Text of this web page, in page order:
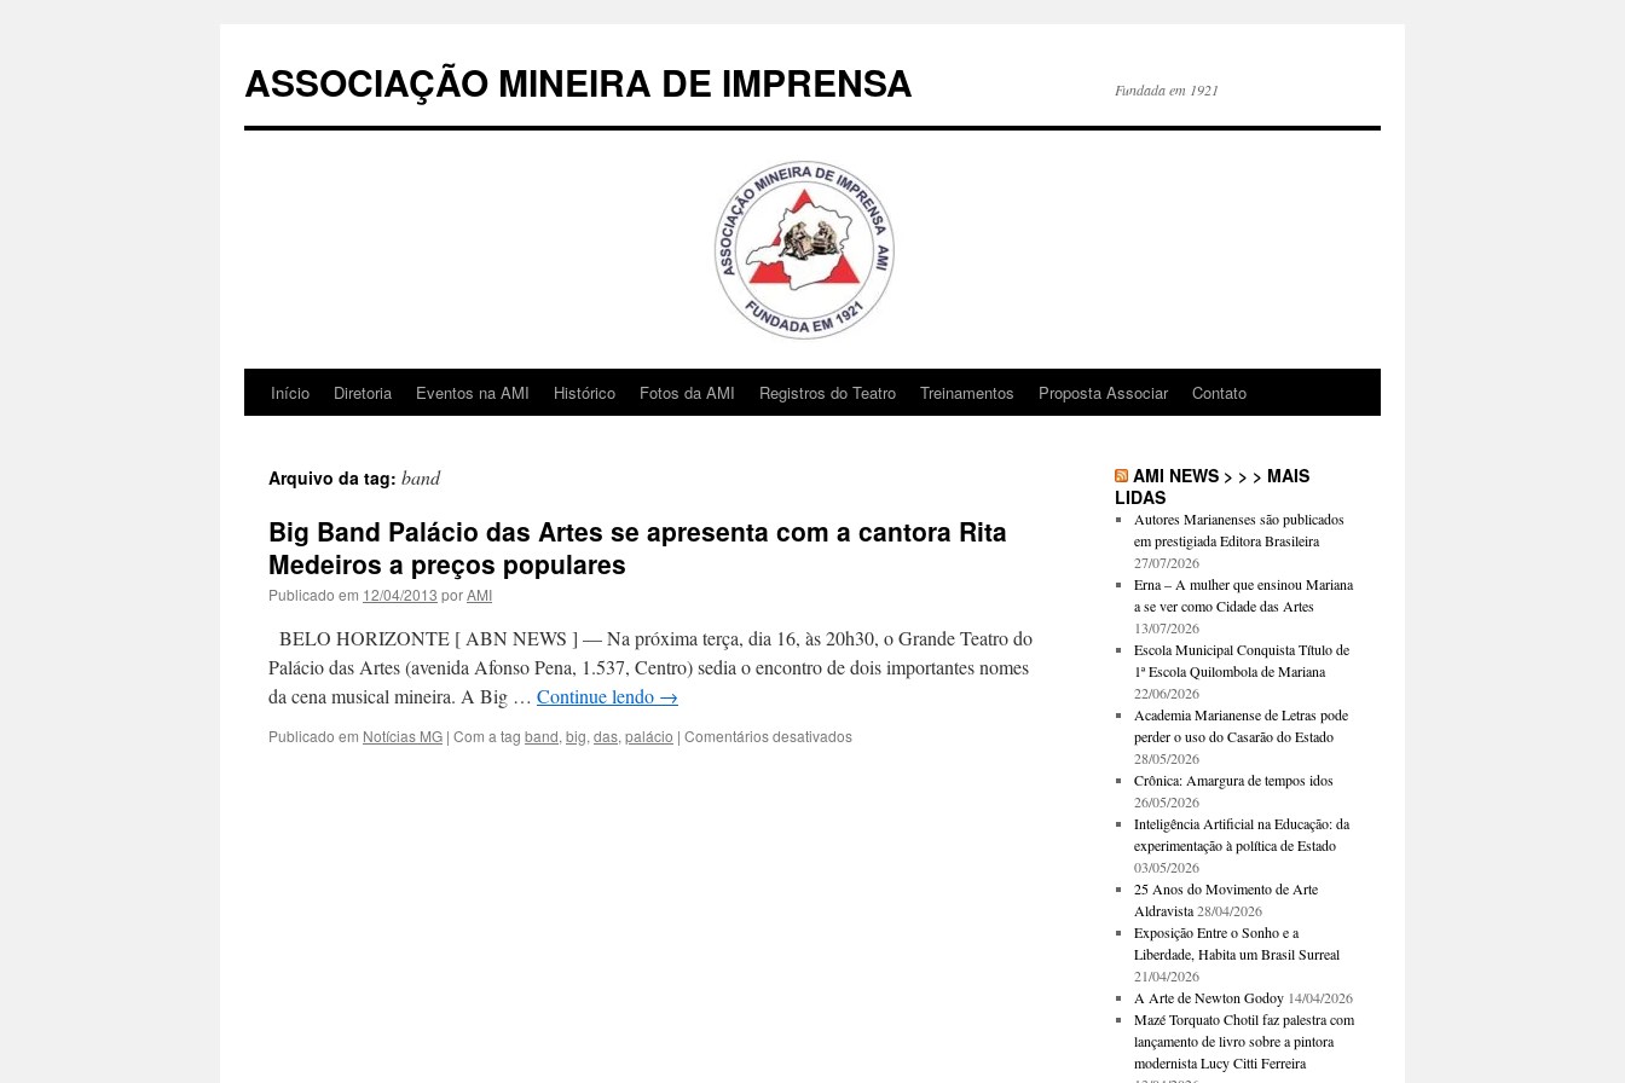
conteúdo
ASSOCIAÇÃO MINEIRA DE IMPRENSA Fundada em 1921
Início Diretoria Eventos na AMI Histórico Fotos da AMI Registros do Teatro Treinamentos Proposta Associar Contato
Arquivo da tag: band
Big Band Palácio das Artes se apresenta com a cantora Rita
Medeiros a preços populares
Publicado em 12/04/2013 porAMI
BELO HORIZONTE [ ABN NEWS ] — Na próxima terça, dia 16, às 20h30, o Grande Teatro do
Palácio das Artes (avenida Afonso Pena, 1.537, Centro) sedia o encontro de dois importantes nomes
da cena musical mineira. A Big … Continue lendo →
Publicado em Notícias MG | Com a tag band, big, das, palácio | Comentários desativadosem
AMI NEWS > > > MAIS
LIDAS
Autores Marianenses são publicados
em prestigiada Editora Brasileira
27/07/2026
Erna – A mulher que ensinou Mariana
a se ver como Cidade das Artes
13/07/2026
Escola Municipal Conquista Título de
1ª Escola Quilombola de Mariana
22/06/2026
Academia Marianense de Letras pode
perder o uso do Casarão do Estado
28/05/2026
Crônica: Amargura de tempos idos
26/05/2026
Inteligência Artificial na Educação: da
experimentação à política de Estado
03/05/2026
25 Anos do Movimento de Arte
Aldravista 28/04/2026
Exposição Entre o Sonho e a
Liberdade, Habita um Brasil Surreal
21/04/2026
A Arte de Newton Godoy 14/04/2026
Mazé Torquato Chotil faz palestra com
lançamento de livro sobre a pintora
modernista Lucy Citti Ferreira